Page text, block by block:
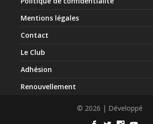
Mentions légales
Contact
Le Club
Adhésion
Renouvellement
© 2026 | Développé